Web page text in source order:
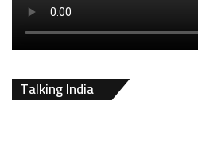
Talking India